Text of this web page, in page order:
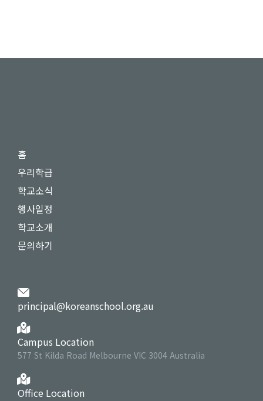
홈
우리학급
학교소식
행사일정
학교소개
문의하기
principal@koreanschool.org.au
Campus Location
577 St Kilda Road Melbourne VIC 3004 Australia
Office Location